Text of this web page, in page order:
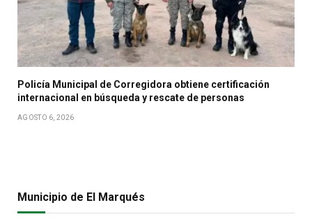
Policía Municipal de Corregidora obtiene certificación
internacional en búsqueda y rescate de personas
AGOSTO 6, 2026
Municipio de El Marqués